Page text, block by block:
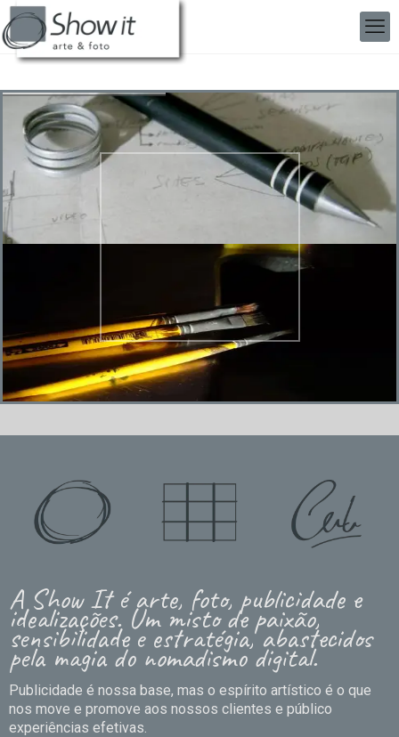
A Show It é arte, foto, publicidade e
idealizações. Um misto de paixão,
sensibilidade e estratégia, abastecidos
pela magia do nomadismo digital.
Publicidade é nossa base, mas o espírito artístico é o que
nos move e promove aos nossos clientes e público
experiências efetivas.